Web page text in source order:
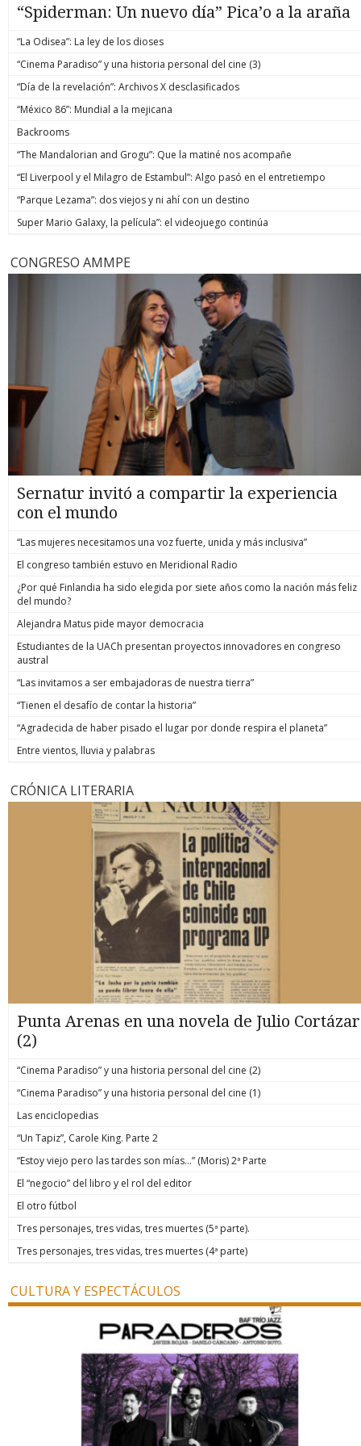
“Spiderman: Un nuevo día” Pica’o a la araña
“La Odisea”: La ley de los dioses
“Cinema Paradiso” y una historia personal del cine (3)
“Día de la revelación”: Archivos X desclasificados
“México 86”: Mundial a la mejicana
Backrooms
“The Mandalorian and Grogu”: Que la matiné nos acompañe
“El Liverpool y el Milagro de Estambul”: Algo pasó en el entretiempo
“Parque Lezama”: dos viejos y ni ahí con un destino
Super Mario Galaxy, la película”: el videojuego continúa
CONGRESO AMMPE
Sernatur invitó a compartir la experiencia
con el mundo
“Las mujeres necesitamos una voz fuerte, unida y más inclusiva”
El congreso también estuvo en Meridional Radio
¿Por qué Finlandia ha sido elegida por siete años como la nación más feliz
del mundo?
Alejandra Matus pide mayor democracia
Estudiantes de la UACh presentan proyectos innovadores en congreso
austral
“Las invitamos a ser embajadoras de nuestra tierra”
“Tienen el desafío de contar la historia”
“Agradecida de haber pisado el lugar por donde respira el planeta”
Entre vientos, lluvia y palabras
CRÓNICA LITERARIA
Punta Arenas en una novela de Julio Cortázar
(2)
“Cinema Paradiso” y una historia personal del cine (2)
“Cinema Paradiso” y una historia personal del cine (1)
Las enciclopedias
“Un Tapiz”, Carole King. Parte 2
“Estoy viejo pero las tardes son mías…” (Moris) 2ª Parte
El “negocio” del libro y el rol del editor
El otro fútbol
Tres personajes, tres vidas, tres muertes (5ª parte).
Tres personajes, tres vidas, tres muertes (4ª parte)
CULTURA Y ESPECTÁCULOS